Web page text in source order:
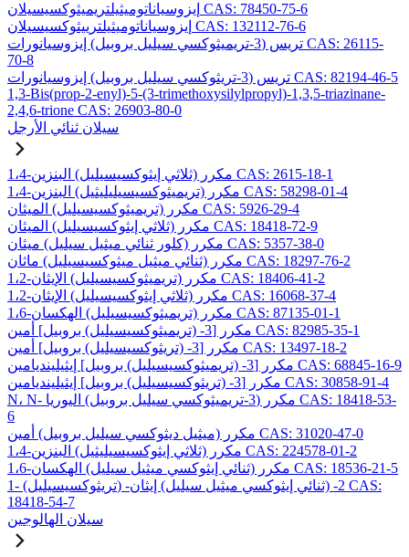
إيزوسياناتوميثيلتريميثوكسيسيلان CAS: 78450-75-6
إيزوسياناتوميثيلترييثوكسيسيلان CAS: 132112-76-6
تريس (3-تريميثوكسي سيليل بروبيل) إيزوسيانورات CAS: 26115-
70-8
تريس (3-تريثوكسي سيليل بروبيل) إيزوسيانورات CAS: 82194-46-5
1,3-Bis(prop-2-enyl)-5-(3-trimethoxysilylpropyl)-1,3,5-triazinane-
2,4,6-trione CAS: 26903-80-0
سيلان ثنائي الأرجل
1،4-مكرر (ثلاثي إيثوكسيسيليل) البنزين CAS: 2615-18-1
1،4-مكرر (تريميثوكسيسيليليثيل) البنزين CAS: 58298-01-4
مكرر (تريميثوكسيسيليل) الميثان CAS: 5926-29-4
مكرر (ثلاثي إيثوكسيسيليل) الميثان CAS: 18418-72-9
مكرر (كلور ثنائي ميثيل سيليل) ميثان CAS: 5357-38-0
مكرر (ثنائي ميثيل ميثوكسيسيليل) ماثان CAS: 18297-76-2
1،2-مكرر (تريميثوكسيسيليل) الإيثان CAS: 18406-41-2
1،2-مكرر (ثلاثي إيثوكسيسيليل) الإيثان CAS: 16068-37-4
1،6-مكرر (تريميثوكسيسيليل) الهكسان CAS: 87135-01-1
مكرر [3- (تريميثوكسيسيليل) بروبيل] أمين CAS: 82985-35-1
مكرر [3- (تريثوكسيسيليل) بروبيل] أمين CAS: 13497-18-2
مكرر [3- (تريميثوكسيسيليل) بروبيل] إيثيلينديامين CAS: 68845-16-9
مكرر [3- (تريثوكسيسيليل) بروبيل] إيثيلينديامين CAS: 30858-91-4
N، N- مكرر (3-تريميثوكسي سيليل بروبيل) اليوريا CAS: 18418-53-
6
مكرر (ميثيل ديثوكسي سيليل بروبيل) أمين CAS: 31020-47-0
1،4-مكرر (ثلاثي إيثوكسيسيليثيل) البنزين CAS: 224578-01-2
1،6-مكرر (ثنائي إيثوكسي ميثيل سيليل) الهكسان CAS: 18536-21-5
1- (تريثوكسيسيليل) -2- (ثنائي إيثوكسي ميثيل سيليل) إيثان CAS:
18418-54-7
سيلان الهالوجين